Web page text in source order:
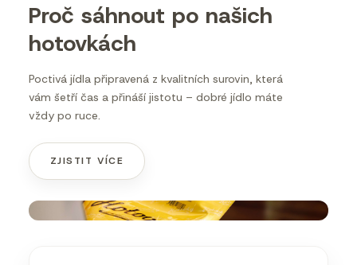
Proč sáhnout po našich
hotovkách
Poctivá jídla připravená z kvalitních surovin, která
vám šetří čas a přináší jistotu – dobré jídlo máte
vždy po ruce.
ZJISTIT VÍCE